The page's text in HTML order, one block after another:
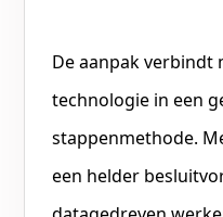
De aanpak verbindt
technologie in een
stappenmethode.
een helder